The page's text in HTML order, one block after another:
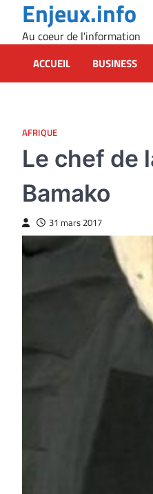
content
Enjeux.info
Au coeur de l'information
ACCUEIL BUSINESS
AFRIQUE
Le chef de
Bamako
31 mars 2017